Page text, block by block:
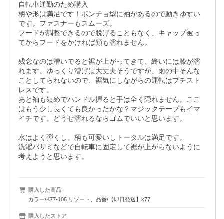
自転車通勤のため購入
柄や形は満足です！ポンチョ型に袖があるので動きゆすい
です。ファスナーもスムーズ。
フードが調整できるので脱げることもなく、キャップ被っ
てからフードをかければ顔も濡れません。
残念なのは漕いでると裾が上がってきて、終いには膝が濡
れます。ゆっくり漕げば大丈夫そうですが、雨の中そんな
ことしてられないので、裾気にしながらの運転はプチスト
レスです。
あと袖も短めでハンドル握ると手は全く隠れません。ここ
はもう少し長くても良かったかな？マジックテープもイマ
イチです。どうせ濡れるならゴムでいいと思います。
水はよく弾くし、柄も可愛いしトータルは満足です。
洗濯バサミなどで自転車に固定して裾が上がらないように
購入した商品
カラー/K77-106.リゾート、品番/【即日発送】k77
購入したストア